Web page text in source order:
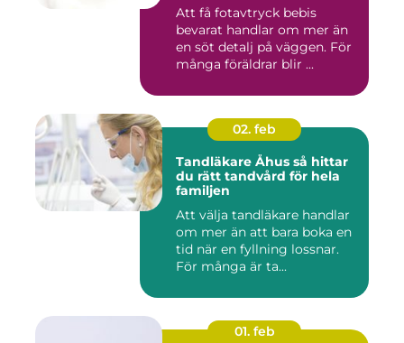
Att få fotavtryck bebis
bevarat handlar om mer än
en söt detalj på väggen. För
många föräldrar blir ...
02. feb
Tandläkare Åhus så hittar
du rätt tandvård för hela
familjen
Att välja tandläkare handlar
om mer än att bara boka en
tid när en fyllning lossnar.
För många är ta...
01. feb